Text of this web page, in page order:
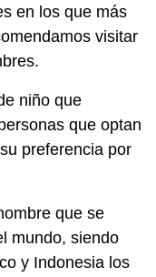
en los que más
visitar
niño que
que optan
preferencia por
que se
mundo, siendo
y Indonesia los